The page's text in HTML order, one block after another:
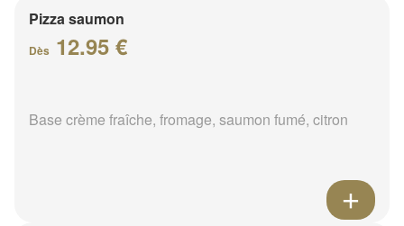
Pizza saumon
Dès 12.95 €
Base crème fraîche, fromage, saumon fumé, citron